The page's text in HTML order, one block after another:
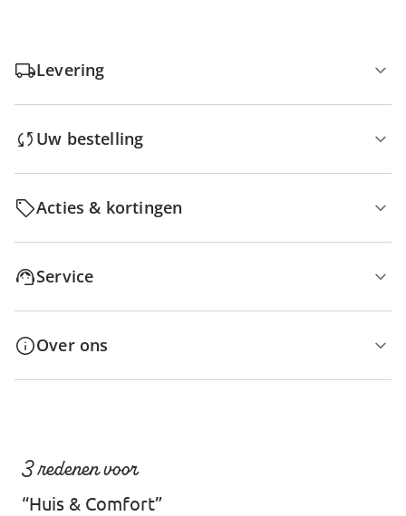
Levering
Uw bestelling
Acties & kortingen
Service
Over ons
3 redenen voor
“Huis & Comfort”